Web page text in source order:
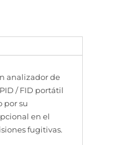
analizador de
/ FID portátil
por su
en el
fugitivas.